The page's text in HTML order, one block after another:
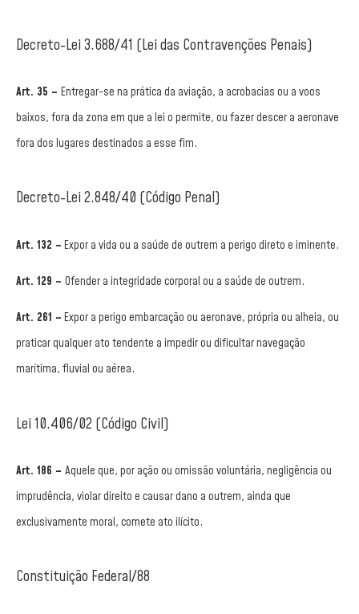
Decreto-Lei 3.688/41 (Lei das Contravenções Penais)
Art. 35 – Entregar-se na prática da aviação, a acrobacias ou a voos
baixos, fora da zona em que a lei o permite, ou fazer descer a aeronave
fora dos lugares destinados a esse fim.
Decreto-Lei 2.848/40 (Código Penal)
Art. 132 –Expor a vida ou a saúde de outrem a perigo direto e iminente.
Art. 129 – Ofender a integridade corporal ou a saúde de outrem.
Art. 261 –Expor a perigo embarcação ou aeronave, própria ou alheia, ou
praticar qualquer ato tendente a impedir ou dificultar navegação
marítima, fluvial ou aérea.
Lei 10.406/02 (Código Civil)
Art. 186 – Aquele que, por ação ou omissão voluntária, negligência ou
imprudência, violar direito e causar dano a outrem, ainda que
exclusivamente moral, comete ato ilícito.
Constituição Federal/88